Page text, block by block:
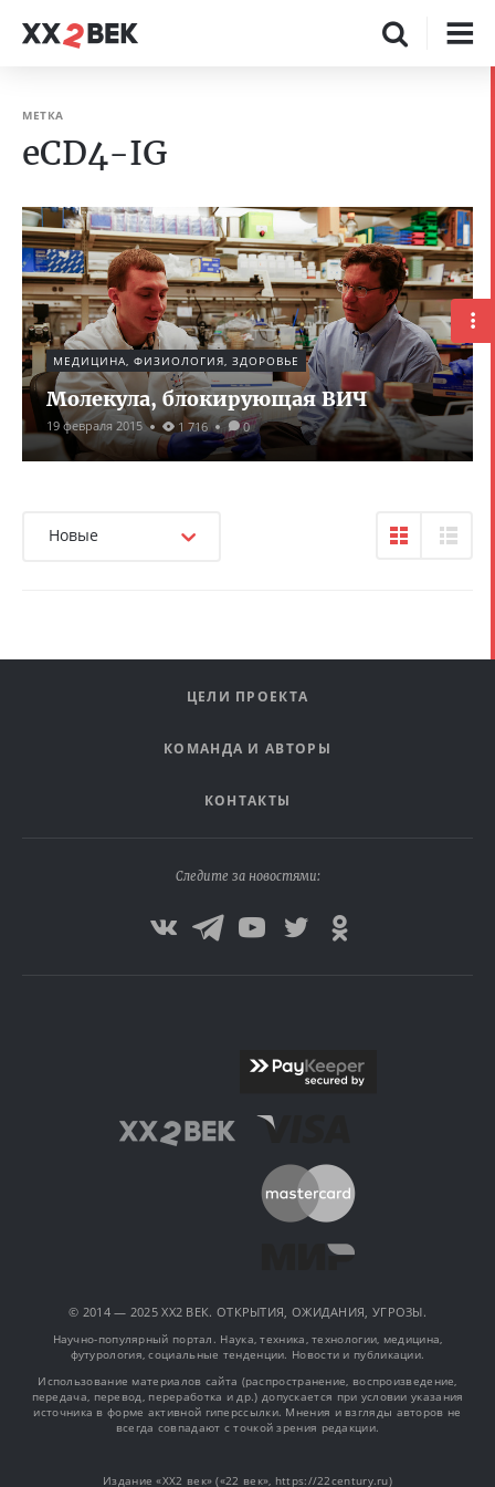
МЕТКА
eCD4-IG
МЕДИЦИНА, ФИЗИОЛОГИЯ, ЗДОРОВЬЕ
Молекула, блокирующая ВИЧ
19 февраля 2015 1 716 0
Новые
ЦЕЛИ ПРОЕКТА
КОМАНДА И АВТОРЫ
КОНТАКТЫ
Следите за новостями:
© 2014 — 2025 XX2 ВЕК. ОТКРЫТИЯ, ОЖИДАНИЯ, УГРОЗЫ.
Научно-популярный портал. Наука, техника, технологии, медицина,
футурология, социальные тенденции. Новости и публикации.
Использование материалов сайта (распространение, воспроизведение,
передача, перевод, переработка и др.) допускается при условии указания
источника в форме активной гиперссылки. Мнения и взгляды авторов не
всегда совпадают с точкой зрения редакции.
Издание «XX2 век» («22 век», https://22century.ru)